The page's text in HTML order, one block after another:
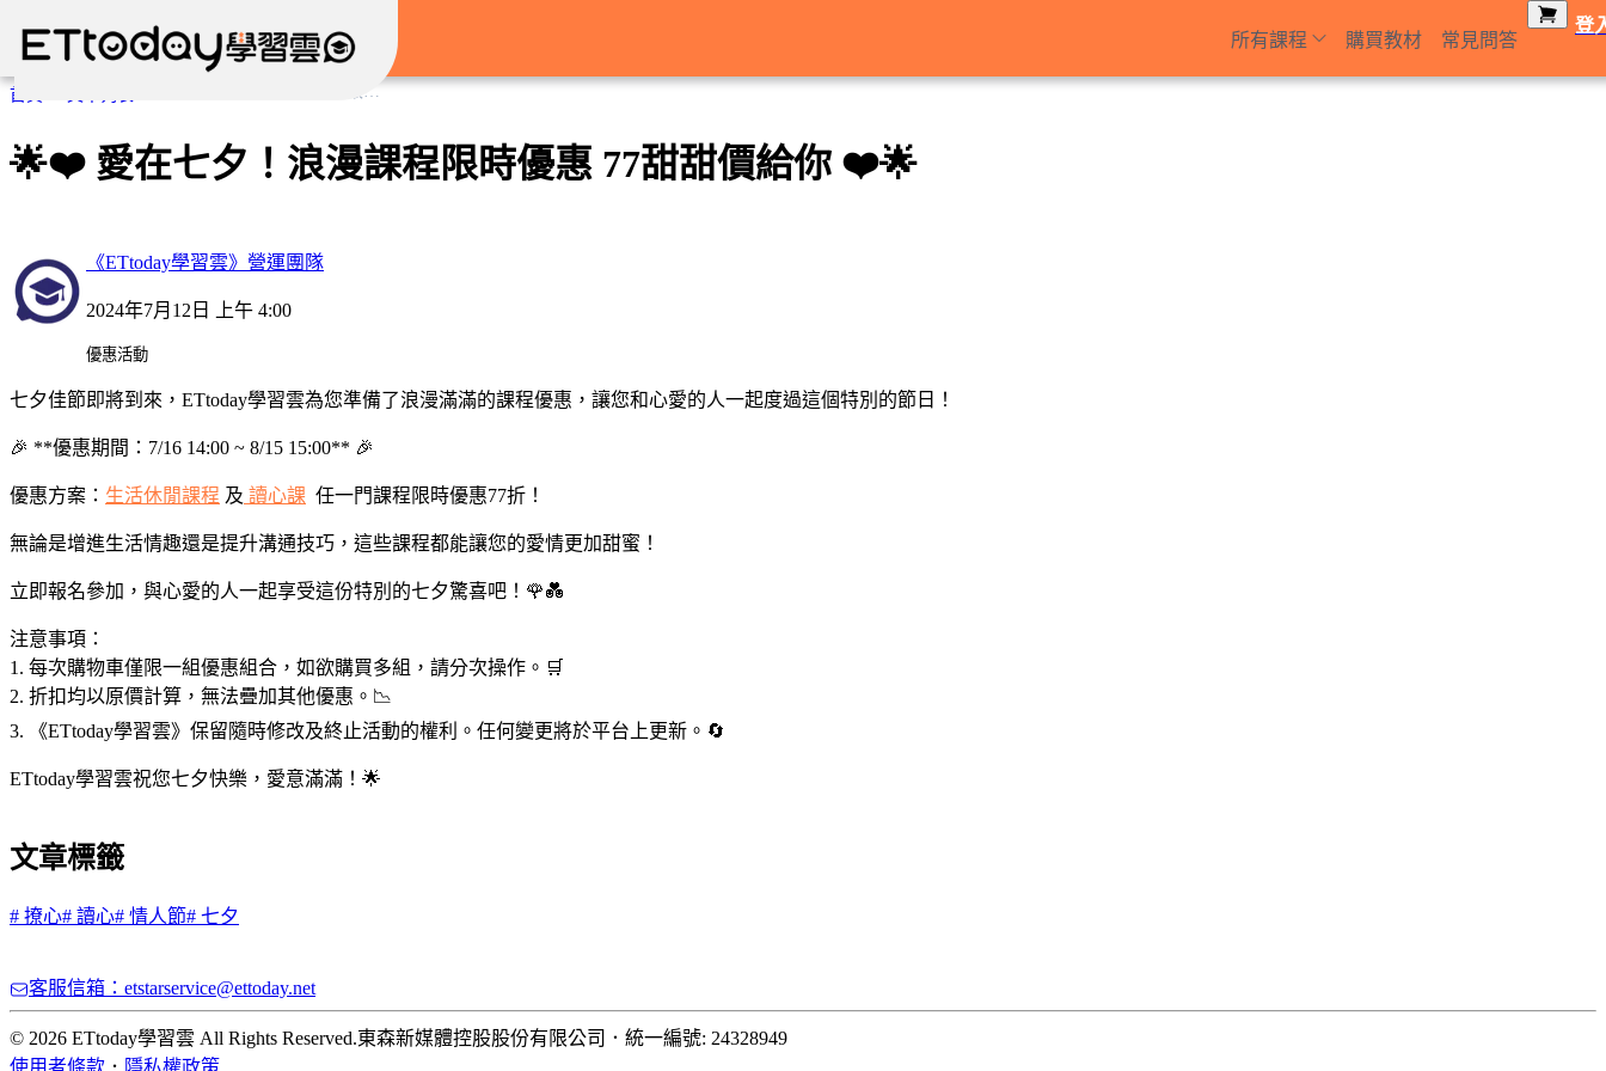
所有課程 購買教材 常見問答
登
首頁 🌟❤️ 愛在七夕！浪漫課程限時優惠 77甜甜價給你 ❤️🌟
🌟❤️ 愛在七夕！浪漫課程限時優惠 77甜甜價給你 ❤️🌟
《ETtoday學習雲》營運團隊
2024年7月12日 上午 4:00
優惠活動
七夕佳節即將到來，ETtoday學習雲為您準備了浪漫滿滿的課程優惠，讓您和心愛的人一起度過這個特別的節日！
🎉 **優惠期間：7/16 14:00 ~ 8/15 15:00** 🎉
優惠方案： 生活休閒課程 及 讀心課 任一門課程限時優惠77折！
無論是增進生活情趣還是提升溝通技巧，這些課程都能讓您的愛情更加甜蜜！
立即報名參加，與心愛的人一起享受這份特別的七夕驚喜吧！🌹💑
注意事項：
1. 每次購物車僅限一組優惠組合，如欲購買多組，請分次操作。🛒
2. 折扣均以原價計算，無法疊加其他優惠。📉
3. 《ETtoday學習雲》保留隨時修改及終止活動的權利。任何變更將於平台上更新。🔄
ETtoday學習雲祝您七夕快樂，愛意滿滿！🌟
文章標籤
# 撩心# 讀心# 情人節# 七夕
客服信箱：etstarservice@ettoday.net
© 2026 ETtoday學習雲 All Rights Reserved.東森新媒體控股股份有限公司 ． 統一編號: 24328949
使用者條款 ． 隱私權政策